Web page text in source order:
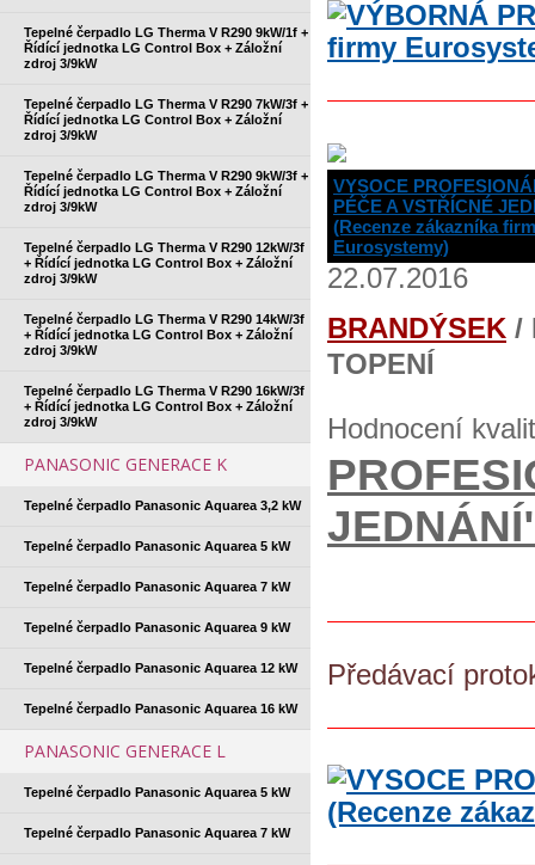
Tepelné čerpadlo LG Therma V R290 9kW/1f +
Řídící jednotka LG Control Box + Záložní
zdroj 3/9kW
Tepelné čerpadlo LG Therma V R290 7kW/3f +
Řídící jednotka LG Control Box + Záložní
zdroj 3/9kW
Tepelné čerpadlo LG Therma V R290 9kW/3f +
Řídící jednotka LG Control Box + Záložní
zdroj 3/9kW
Tepelné čerpadlo LG Therma V R290 12kW/3f
+ Řídící jednotka LG Control Box + Záložní
zdroj 3/9kW
Tepelné čerpadlo LG Therma V R290 14kW/3f
+ Řídící jednotka LG Control Box + Záložní
zdroj 3/9kW
Tepelné čerpadlo LG Therma V R290 16kW/3f
+ Řídící jednotka LG Control Box + Záložní
zdroj 3/9kW
PANASONIC GENERACE K
Tepelné čerpadlo Panasonic Aquarea 3,2 kW
Tepelné čerpadlo Panasonic Aquarea 5 kW
Tepelné čerpadlo Panasonic Aquarea 7 kW
Tepelné čerpadlo Panasonic Aquarea 9 kW
Tepelné čerpadlo Panasonic Aquarea 12 kW
Tepelné čerpadlo Panasonic Aquarea 16 kW
PANASONIC GENERACE L
Tepelné čerpadlo Panasonic Aquarea 5 kW
Tepelné čerpadlo Panasonic Aquarea 7 kW
VYSOCE
PÉČE A VSTŘÍCNÉ
(Recenze zákazníka
Eurosystemy)
22.07.2016
BRANDÝSEK /
TOPENÍ
Hodnocení
Předávací